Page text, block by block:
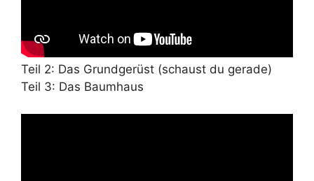
Teil 2: Das Grundgerüst (schaust du gerade)
Teil 3: Das Baumhaus